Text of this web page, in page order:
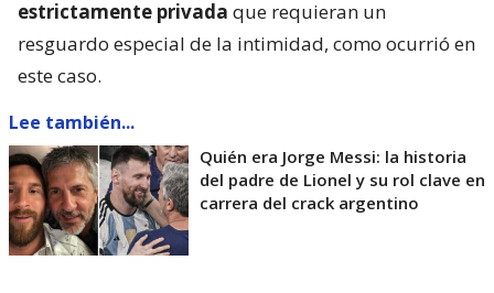
estrictamente privada que requieran un
resguardo especial de la intimidad, como ocurrió en
este caso.
Lee también...
Quién era Jorge Messi: la historia
del padre de Lionel y su rol clave en
carrera del crack argentino